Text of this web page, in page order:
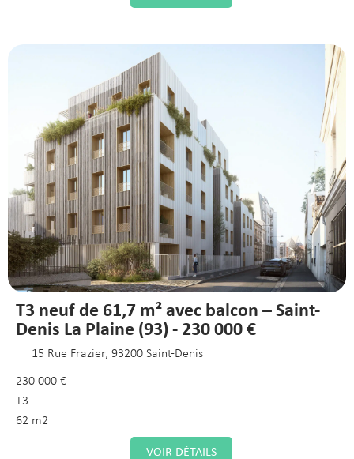
T3 neuf de 61,7 m² avec balcon – Saint-
Denis La Plaine (93) - 230 000 €
15 Rue Frazier, 93200 Saint-Denis
230 000 €
T3
62 m2
VOIR DÉTAILS